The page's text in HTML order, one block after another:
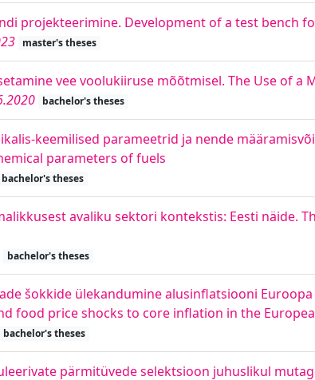
projekteerimine. Development of a test bench
master's theses
vee voolukiiruse mõõtmisel. The Use of a
bachelor's theses
keemilised parameetrid ja nende
parameters of fuels
bachelor's theses
avaliku sektori kontekstis: Eesti näide.
bachelor's theses
šokkide ülekandumine alusinflatsiooni
food price shocks to core inflation in the
bachelor's theses
pärmitüvede selektsioon juhuslikul